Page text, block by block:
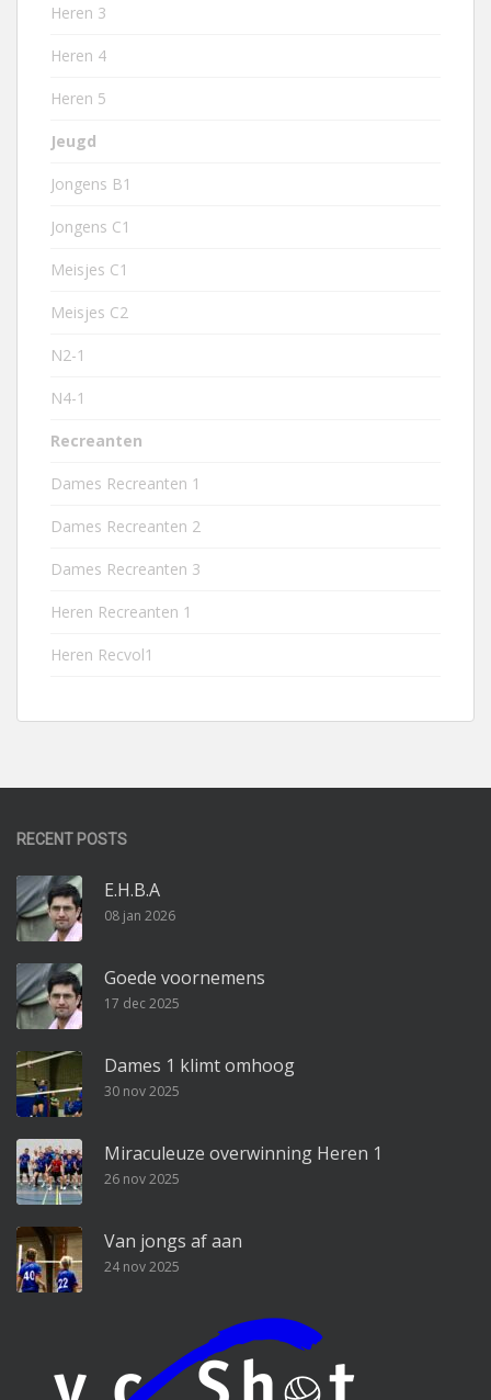
Heren 3
Heren 4
Heren 5
Jeugd
Jongens B1
Jongens C1
Meisjes C1
Meisjes C2
N2-1
N4-1
Recreanten
Dames Recreanten 1
Dames Recreanten 2
Dames Recreanten 3
Heren Recreanten 1
Heren Recvol1
RECENT POSTS
E.H.B.A
08 jan 2026
Goede voornemens
17 dec 2025
Dames 1 klimt omhoog
30 nov 2025
Miraculeuze overwinning Heren 1
26 nov 2025
Van jongs af aan
24 nov 2025